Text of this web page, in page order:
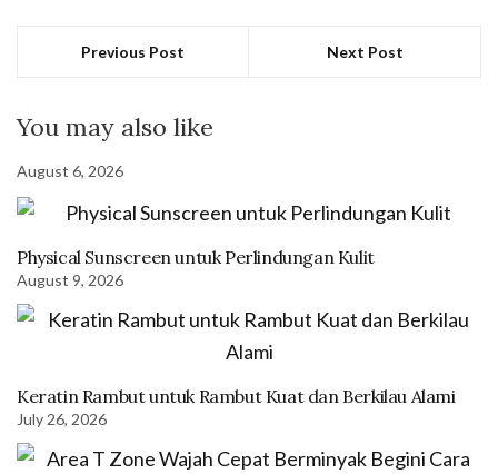
Previous Post Next Post
You may also like
August 6, 2026
Physical Sunscreen untuk Perlindungan Kulit
August 9, 2026
Keratin Rambut untuk Rambut Kuat dan Berkilau Alami
July 26, 2026